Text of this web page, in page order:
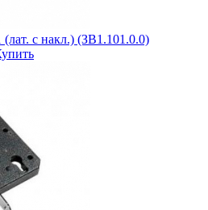
с накл.) (ЗВ1.101.0.0)